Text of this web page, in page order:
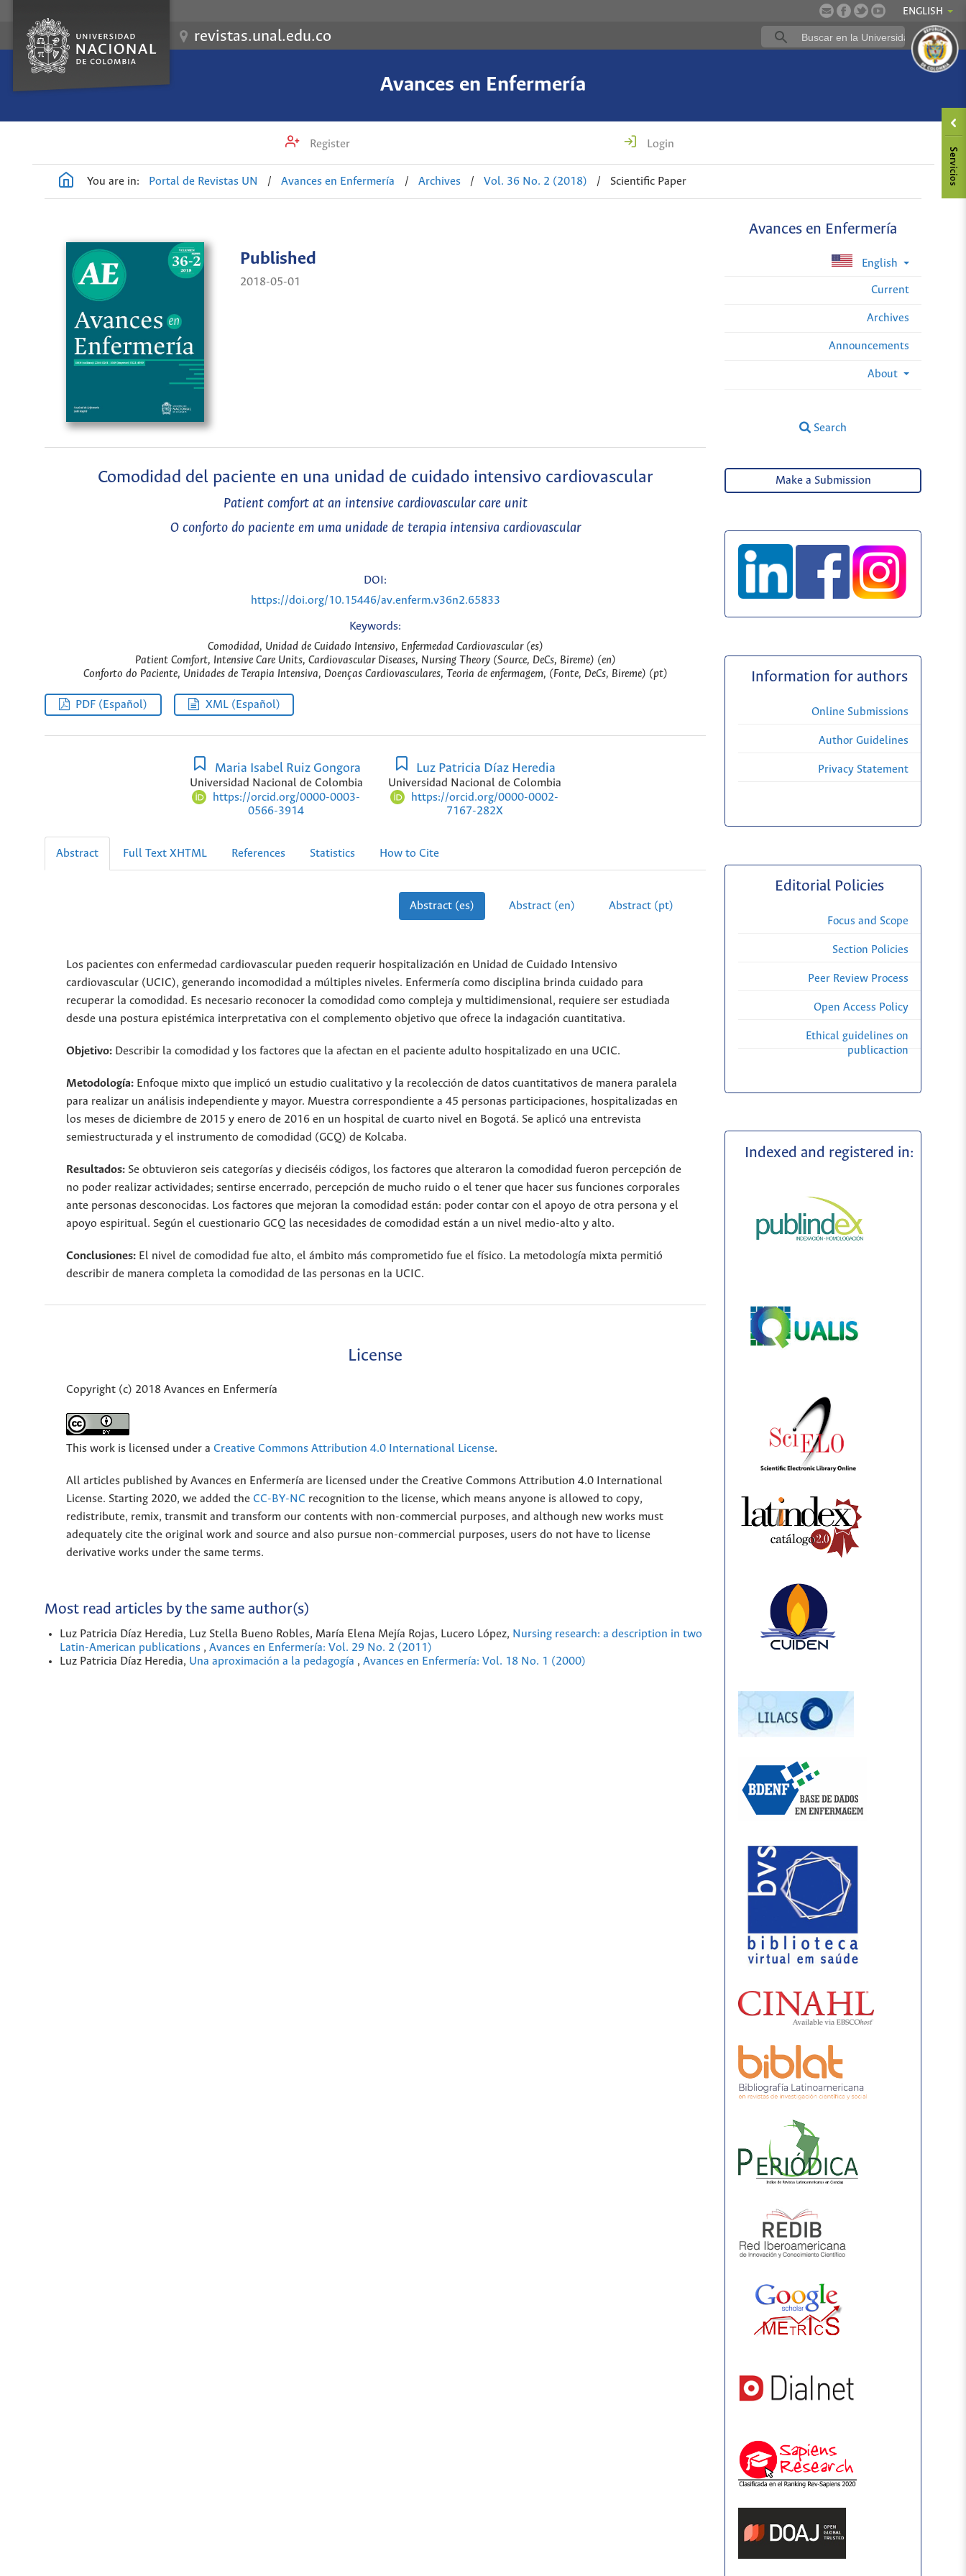
ENGLISH
revistas.unal.edu.co
Avances en Enfermería
Register Login
You are in: Portal de Revistas UN / Avances en Enfermería / Archives / Vol. 36 No. 2 (2018) / Scientific Paper
Avances en Enfermería
English
Current
Archives
Announcements
About
Search
Published
2018-05-01
Comodidad del paciente en una unidad de cuidado intensivo cardiovascular
Patient comfort at an intensive cardiovascular care unit
O conforto do paciente em uma unidade de terapia intensiva cardiovascular
DOI:
https://doi.org/10.15446/av.enferm.v36n2.65833
Keywords:
Comodidad, Unidad de Cuidado Intensivo, Enfermedad Cardiovascular (es)
Patient Comfort, Intensive Care Units, Cardiovascular Diseases, Nursing Theory (Source, DeCs, Bireme) (en)
Conforto do Paciente, Unidades de Terapia Intensiva, Doenças Cardiovasculares, Teoria de enfermagem, (Fonte, DeCs, Bireme) (pt)
PDF (Español) XML (Español)
Maria Isabel Ruiz Gongora
Universidad Nacional de Colombia
https://orcid.org/0000-0003-
0566-3914
Luz Patricia Díaz Heredia
Universidad Nacional de Colombia
https://orcid.org/0000-0002-
7167-282X
Abstract Full Text XHTML References Statistics How to Cite
Abstract (es) Abstract (en) Abstract (pt)
Los pacientes con enfermedad cardiovascular pueden requerir hospitalización en Unidad de Cuidado Intensivo
cardiovascular (UCIC), generando incomodidad a múltiples niveles. Enfermería como disciplina brinda cuidado para
recuperar la comodidad. Es necesario reconocer la comodidad como compleja y multidimensional, requiere ser estudiada
desde una postura epistémica interpretativa con el complemento objetivo que ofrece la indagación cuantitativa.
Objetivo: Describir la comodidad y los factores que la afectan en el paciente adulto hospitalizado en una UCIC.
Metodología: Enfoque mixto que implicó un estudio cualitativo y la recolección de datos cuantitativos de manera paralela
para realizar un análisis independiente y mayor. Muestra correspondiente a 45 personas participaciones, hospitalizadas en
los meses de diciembre de 2015 y enero de 2016 en un hospital de cuarto nivel en Bogotá. Se aplicó una entrevista
semiestructurada y el instrumento de comodidad (GCQ) de Kolcaba.
Resultados: Se obtuvieron seis categorías y dieciséis códigos, los factores que alteraron la comodidad fueron percepción de
no poder realizar actividades; sentirse encerrado, percepción de mucho ruido o el tener que hacer sus funciones corporales
ante personas desconocidas. Los factores que mejoran la comodidad están: poder contar con el apoyo de otra persona y el
apoyo espiritual. Según el cuestionario GCQ las necesidades de comodidad están a un nivel medio-alto y alto.
Conclusiones: El nivel de comodidad fue alto, el ámbito más comprometido fue el físico. La metodología mixta permitió
describir de manera completa la comodidad de las personas en la UCIC.
License
Copyright (c) 2018 Avances en Enfermería
This work is licensed under a Creative Commons Attribution 4.0 International License.
All articles published by Avances en Enfermería are licensed under the Creative Commons Attribution 4.0 International
License. Starting 2020, we added the CC-BY-NC recognition to the license, which means anyone is allowed to copy,
redistribute, remix, transmit and transform our contents with non-commercial purposes, and although new works must
adequately cite the original work and source and also pursue non-commercial purposes, users do not have to license
derivative works under the same terms.
Most read articles by the same author(s)
Luz Patricia Díaz Heredia, Luz Stella Bueno Robles, María Elena Mejía Rojas, Lucero López, Nursing research: a description in two
Latin-American publications , Avances en Enfermería: Vol. 29 No. 2 (2011)
Luz Patricia Díaz Heredia, Una aproximación a la pedagogía , Avances en Enfermería: Vol. 18 No. 1 (2000)
Make a Submission
Information for authors
Online Submissions
Author Guidelines
Privacy Statement
Editorial Policies
Focus and Scope
Section Policies
Peer Review Process
Open Access Policy
Ethical guidelines on
publicaction
Indexed and registered in: